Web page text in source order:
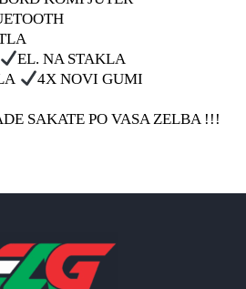
EL. NA STAKLA
4X NOVI GUMI
SAKATE PO VASA ZELBA !!!